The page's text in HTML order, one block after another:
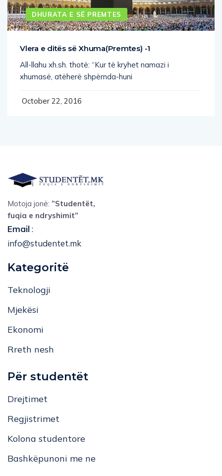
DHURATA E SË PREMTES
Vlera e ditës së Xhuma(Premtes) -1
All-llahu xh.sh. thotë: “Kur të kryhet namazi i
xhumasë, atëherë shpërnda-huni
October 22, 2016
Motoja jonë: ”Studentët,
fuqia e ndryshimit”
Email:
info@studentet.mk
Kategoritë
Teknologji
Mjekësi
Ekonomi
Rreth nesh
Për studentët
Drejtimet
Regjistrimet
Kolona studentore
Bashkëpunoni me ne